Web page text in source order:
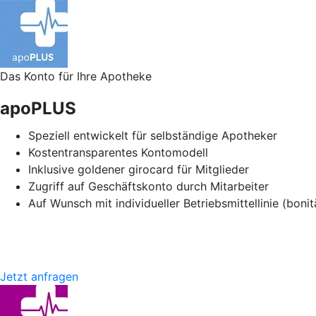
Das Konto für Ihre Apotheke
apoPLUS
Speziell entwickelt für selbständige Apotheker
Kostentransparentes Kontomodell
Inklusive goldener girocard für Mitglieder
Zugriff auf Geschäftskonto durch Mitarbeiter
Auf Wunsch mit individueller Betriebsmittellinie
Jetzt anfragen